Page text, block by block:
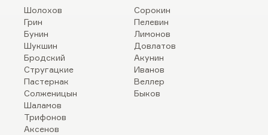
Шолохов
Грин
Бунин
Шукшин
Бродский
Стругацкие
Пастернак
Солженицын
Шаламов
Трифонов
Аксенов
Сорокин
Пелевин
Лимонов
Довлатов
Акунин
Иванов
Веллер
Быков